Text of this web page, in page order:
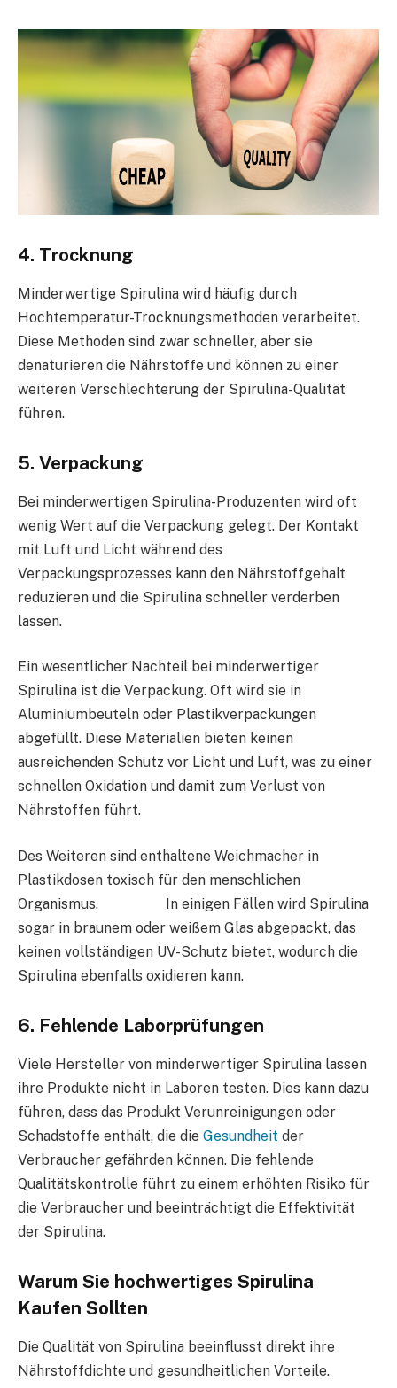
4. Trocknung
Minderwertige Spirulina wird häufig durch
Hochtemperatur-Trocknungsmethoden verarbeitet.
Diese Methoden sind zwar schneller, aber sie
denaturieren die Nährstoffe und können zu einer
weiteren Verschlechterung der Spirulina-Qualität
führen.
5. Verpackung
Bei minderwertigen Spirulina-Produzenten wird oft
wenig Wert auf die Verpackung gelegt. Der Kontakt
mit Luft und Licht während des
Verpackungsprozesses kann den Nährstoffgehalt
reduzieren und die Spirulina schneller verderben
lassen.
Ein wesentlicher Nachteil bei minderwertiger
Spirulina ist die Verpackung. Oft wird sie in
Aluminiumbeuteln oder Plastikverpackungen
abgefüllt. Diese Materialien bieten keinen
ausreichenden Schutz vor Licht und Luft, was zu einer
schnellen Oxidation und damit zum Verlust von
Nährstoffen führt.
Des Weiteren sind enthaltene Weichmacher in
Plastikdosen toxisch für den menschlichen
Organismus. In einigen Fällen wird Spirulina
sogar in braunem oder weißem Glas abgepackt, das
keinen vollständigen UV-Schutz bietet, wodurch die
Spirulina ebenfalls oxidieren kann.
6. Fehlende Laborprüfungen
Viele Hersteller von minderwertiger Spirulina lassen
ihre Produkte nicht in Laboren testen. Dies kann dazu
führen, dass das Produkt Verunreinigungen oder
Schadstoffe enthält, die die Gesundheit der
Verbraucher gefährden können. Die fehlende
Qualitätskontrolle führt zu einem erhöhten Risiko für
die Verbraucher und beeinträchtigt die Effektivität
der Spirulina.
Warum Sie hochwertiges Spirulina
Kaufen Sollten
Die Qualität von Spirulina beeinflusst direkt ihre
Nährstoffdichte und gesundheitlichen Vorteile.